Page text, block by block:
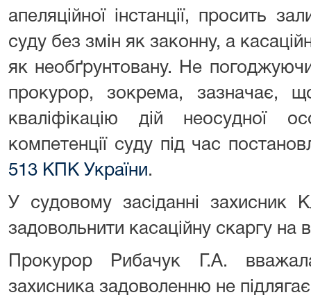
апеляційної інстанції, просить
суду без змін як законну, а
як необґрунтовану. Не
прокурор, зокрема, зазначає,
кваліфікацію дій неосудної
компетенції суду під час
513 КПК України.
У судовому засіданні захисник
задовольнити касаційну скаргу на
Прокурор Рибачук Г.А.
захисника задоволенню не